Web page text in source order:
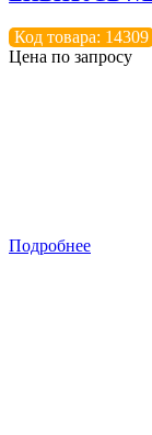
Код товара: 14309
Цена по запросу
Подробнее